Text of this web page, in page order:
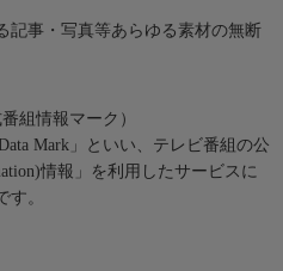
記事・写真等あらゆる素材の無断
組情報マーク）
Mark」といい、テレビ番組の公
情報」を利用したサービスに
。